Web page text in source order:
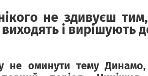
не здивуєш
і вирішують
не оминути тему